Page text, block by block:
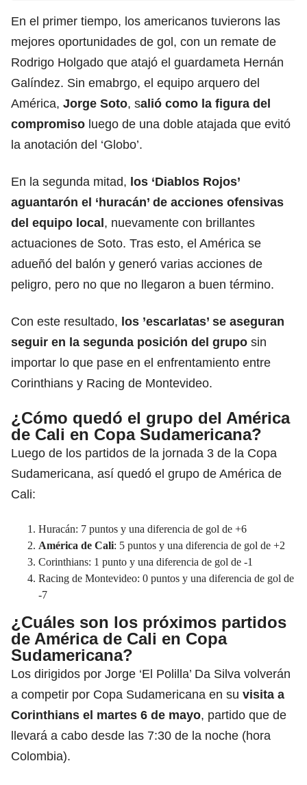
En el primer tiempo, los americanos tuvierons las
mejores oportunidades de gol, con un remate de
Rodrigo Holgado que atajó el guardameta Hernán
Galíndez. Sin emabrgo, el equipo arquero del
América, Jorge Soto, salió como la figura del
compromiso luego de una doble atajada que evitó
la anotación del ‘Globo’.
En la segunda mitad, los ‘Diablos Rojos’
aguantarón el ‘huracán’ de acciones ofensivas
del equipo local, nuevamente con brillantes
actuaciones de Soto. Tras esto, el América se
adueñó del balón y generó varias acciones de
peligro, pero no que no llegaron a buen término.
Con este resultado, los ’escarlatas’ se aseguran
seguir en la segunda posición del grupo sin
importar lo que pase en el enfrentamiento entre
Corinthians y Racing de Montevideo.
¿Cómo quedó el grupo del América
de Cali en Copa Sudamericana?
Luego de los partidos de la jornada 3 de la Copa
Sudamericana, así quedó el grupo de América de
Cali:
Huracán: 7 puntos y una diferencia de gol de +6
América de Cali: 5 puntos y una diferencia de gol de +2
Corinthians: 1 punto y una diferencia de gol de -1
Racing de Montevideo: 0 puntos y una diferencia de gol de
-7
¿Cuáles son los próximos partidos
de América de Cali en Copa
Sudamericana?
Los dirigidos por Jorge ‘El Polilla’ Da Silva volverán
a competir por Copa Sudamericana en su visita a
Corinthians el martes 6 de mayo, partido que de
llevará a cabo desde las 7:30 de la noche (hora
Colombia).